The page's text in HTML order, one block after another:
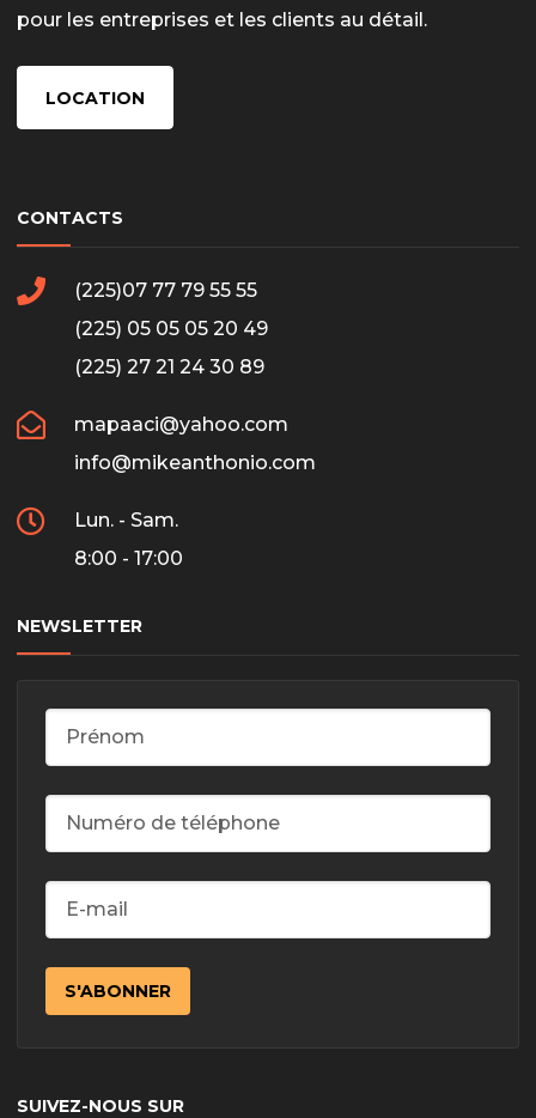
pour les entreprises et les clients au détail.
LOCATION
CONTACTS
(225)07 77 79 55 55
(225) 05 05 05 20 49
(225) 27 21 24 30 89
mapaaci@yahoo.com
info@mikeanthonio.com
Lun. - Sam.
8:00 - 17:00
NEWSLETTER
SUIVEZ-NOUS SUR